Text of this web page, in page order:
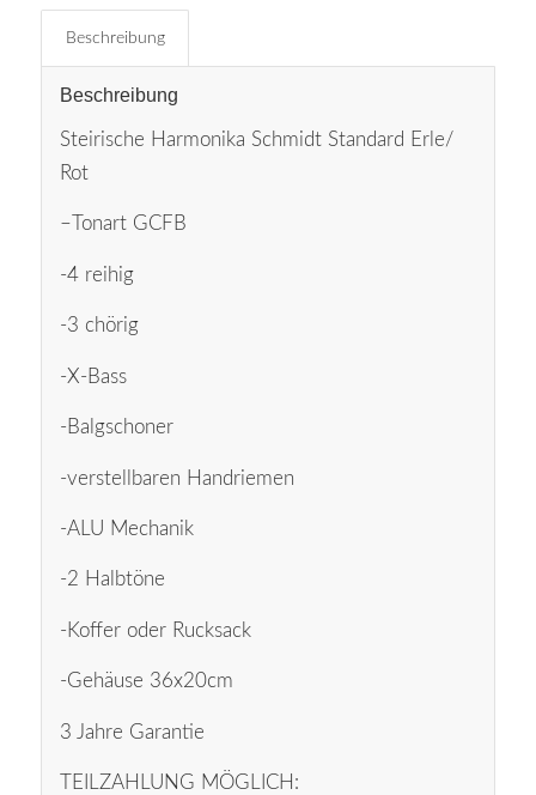
Beschreibung
Beschreibung
Steirische Harmonika Schmidt Standard Erle/
Rot
–Tonart GCFB
-4 reihig
-3 chörig
-X-Bass
-Balgschoner
-verstellbaren Handriemen
-ALU Mechanik
-2 Halbtöne
-Koffer oder Rucksack
-Gehäuse 36x20cm
3 Jahre Garantie
TEILZAHLUNG MÖGLICH: